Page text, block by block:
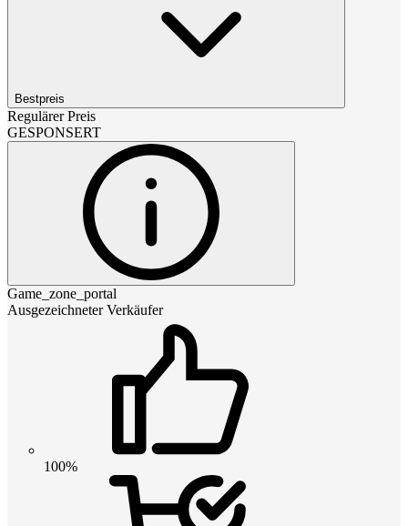
Bestpreis
Regulärer Preis
GESPONSERT
Game_zone_portal
Ausgezeichneter Verkäufer
100%